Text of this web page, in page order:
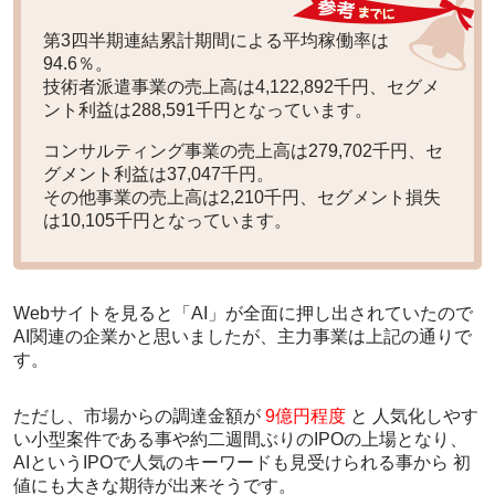
第3四半期連結累計期間による平均稼働率は
94.6％。
技術者派遣事業の売上高は4,122,892千円、セグメ
ント利益は288,591千円となっています。
コンサルティング事業の売上高は279,702千円、セ
グメント利益は37,047千円。
その他事業の売上高は2,210千円、セグメント損失
は10,105千円となっています。
Webサイトを見ると「AI」が全面に押し出されていたので
AI関連の企業かと思いましたが、主力事業は上記の通りで
す。
ただし、市場からの調達金額が 9億円程度 と 人気化しやす
い小型案件である事や約二週間ぶりのIPOの上場となり、
AIというIPOで人気のキーワード も見受けられる事から 初
値にも大きな期待が出来そうです。